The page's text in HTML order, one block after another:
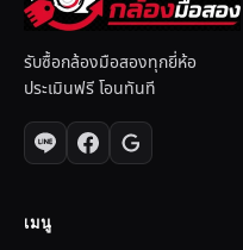
รับซื้อกล้องมือสองทุกยี่ห้อ
ประเมินฟรี โอนทันที
เมนู